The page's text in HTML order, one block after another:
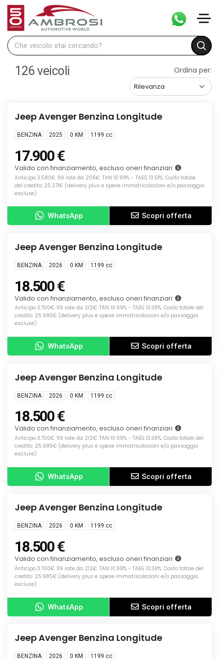
126veicoli Ordina per:
KM0
Jeep Avenger Benzina Longitude
BENZINA 2025 0 KM 1199 cc
17.900 €
Valido con finanziamento, escluso oneri finanziari
Anticipo 3.580€. 119 rate da 206€. TAN 10.99% - TAEG 13.51%. Costo totale
del credito: 25.271€ (delivery plus e spese immatricolazioni e/o passaggio
escluse)
WhatsApp Scopri offerta
KM0
Info
Jeep Avenger Benzina Longitude
BENZINA 2026 0 KM 1199 cc
18.500 €
Valido con finanziamento, escluso oneri finanziari
Anticipo 3.700€. 119 rate da 212€. TAN 10.99% - TAEG 13.36%. Costo totale del
credito: 25.985€ (delivery plus e spese immatricolazioni e/o passaggio
escluse)
WhatsApp Scopri offerta
KM0
Info
Jeep Avenger Benzina Longitude
BENZINA 2026 0 KM 1199 cc
18.500 €
Valido con finanziamento, escluso oneri finanziari
Anticipo 3.700€. 119 rate da 212€. TAN 10.99% - TAEG 13.36%. Costo totale del
credito: 25.985€ (delivery plus e spese immatricolazioni e/o passaggio
escluse)
WhatsApp Scopri offerta
KM0
Info
Jeep Avenger Benzina Longitude
BENZINA 2026 0 KM 1199 cc
18.500 €
Valido con finanziamento, escluso oneri finanziari
Anticipo 3.700€. 119 rate da 212€. TAN 10.99% - TAEG 13.36%. Costo totale del
credito: 25.985€ (delivery plus e spese immatricolazioni e/o passaggio
escluse)
WhatsApp Scopri offerta
KM0
Info
Jeep Avenger Benzina Longitude
BENZINA 2026 0 KM 1199 cc